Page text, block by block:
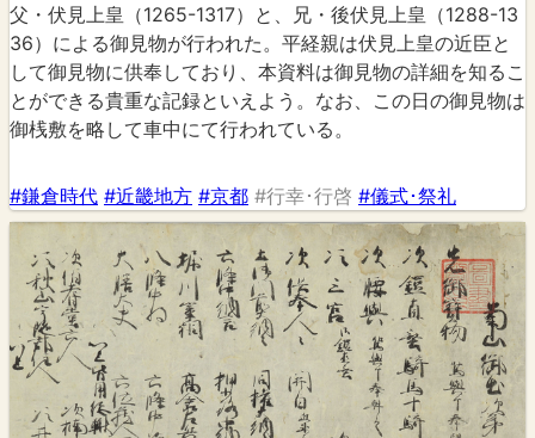
父・伏見上皇（1265-1317）と、兄・後伏見上皇（1288-13
36）による御見物が行われた。平経親は伏見上皇の近臣と
して御見物に供奉しており、本資料は御見物の詳細を知るこ
とができる貴重な記録といえよう。なお、この日の御見物は
御桟敷を略して車中にて行われている。
#鎌倉時代 #近畿地方 #京都 #行幸･行啓 #儀式･祭礼